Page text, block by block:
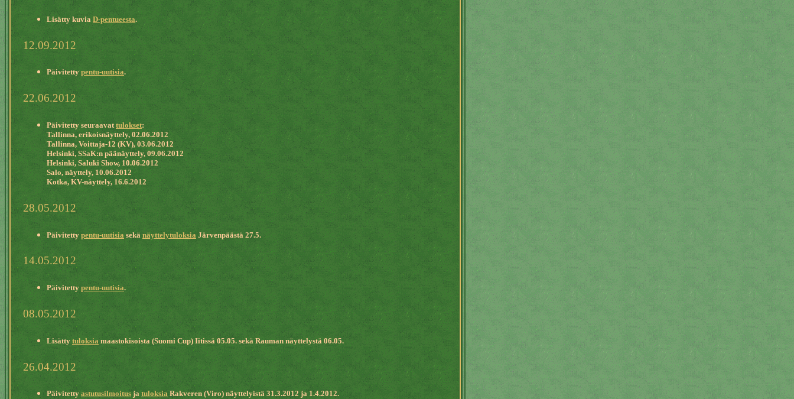
Lisätty kuviaD-pentueesta.
12.09.2012
Päivitettypentu-uutisia.
22.06.2012
Päivitetty seuraavat tulokset:
Tallinna, erikoisnäyttely, 02.06.2012
Tallinna, Voittaja-12 (KV), 03.06.2012
Helsinki, SSaK:n päänäyttely, 09.06.2012
Helsinki, Saluki Show, 10.06.2012
Salo, näyttely, 10.06.2012
Kotka, KV-näyttely, 16.6.2012
28.05.2012
Päivitetty pentu-uutisia sekä näyttelytuloksia Järvenpäästä 27.5.
14.05.2012
Päivitetty pentu-uutisia.
08.05.2012
Lisätty tuloksia maastokisoista (Suomi Cup) Iitissä 05.05. sekä Rauman näyttelystä 06.05.
26.04.2012
Päivitettyastutusilmoitus ja tuloksia Rakveren (Viro) näyttelyistä 31.3.2012 ja 1.4.2012.